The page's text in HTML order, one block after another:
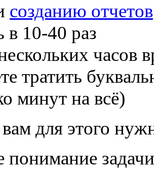
созданию отчетов
в 10-40 раз
часов
тратить
минут на всё)
для этого
понимание